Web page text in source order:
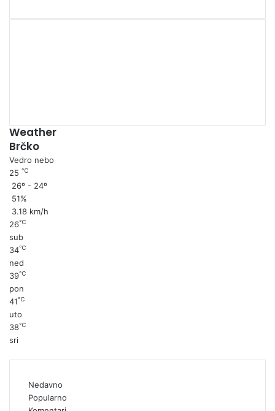
Weather
Brčko
Vedro nebo
25 ℃
26º - 24º
51%
3.18 km/h
26℃
sub
34℃
ned
39℃
pon
41℃
uto
38℃
sri
Nedavno
Popularno